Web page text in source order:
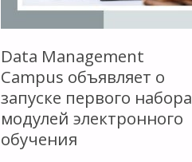
Data Management
Campus объявляет о
запуске первого набора
модулей электронного
обучения